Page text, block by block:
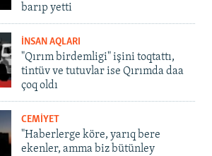
barıp yetti
İNSAN AQLARI
"Qırım birdemligi" işini toqtattı,
tintüv ve tutuvlar ise Qırımda daa
çoq oldı
CEMİYET
"Haberlerge köre, yarıq bere
ekenler, amma biz bütünley